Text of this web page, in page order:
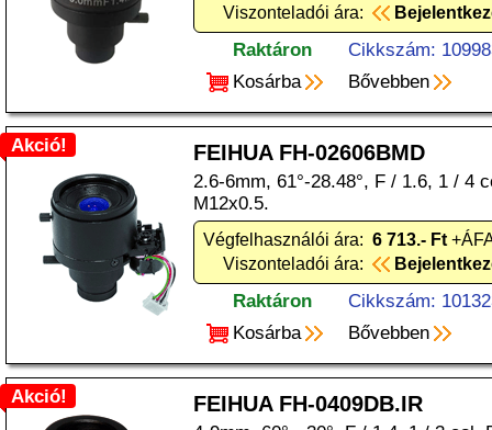
Viszonteladói ára:
Raktáron
Cikkszám:
Kosárba
Bővebben
Akció! FEIHUA FH-02606BMD
2.6-6mm, 61°-28.48°, F / 1.6, 1 / 4
M12x0.5.
Végfelhasználói ára: 6 713.- Ft
Viszonteladói ára:
Raktáron
Cikkszám:
Kosárba
Bővebben
Akció! FEIHUA FH-0409DB.IR